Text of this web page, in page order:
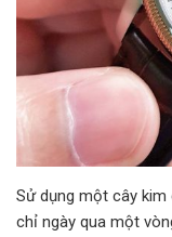
Sử dụng một cây
chỉ ngày qua một